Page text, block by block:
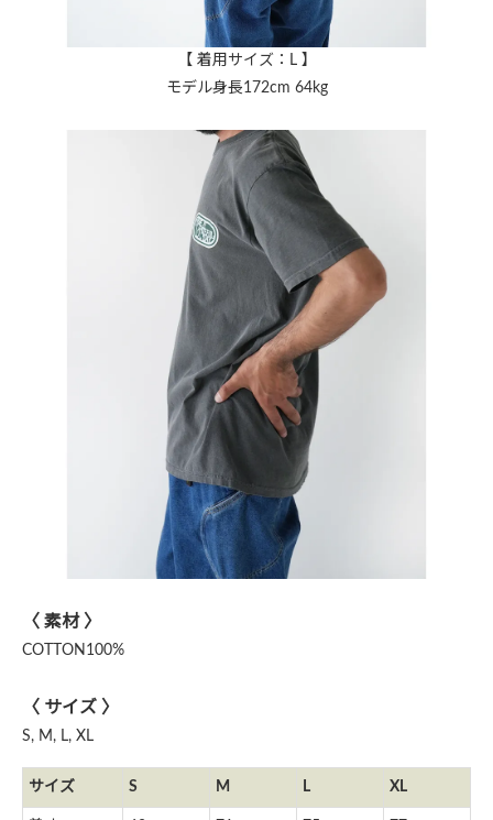
【 着用サイズ：L 】
モデル身長172cm 64kg
〈 素材 〉
COTTON100%
〈 サイズ 〉
S, M, L, XL
サイズ S M L XL